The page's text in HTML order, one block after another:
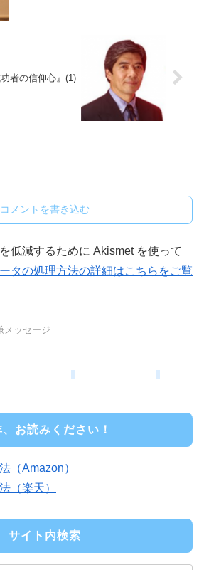
功者の信仰心』(1)
コメントを書き込む
低減するために Akismet を使って
タの処理方法の詳細はこちらをご覧
メッセージ
、お読みください！
（Amazon）
（楽天）
サイト内検索